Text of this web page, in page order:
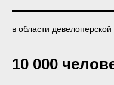
в области девелоперской
10 000